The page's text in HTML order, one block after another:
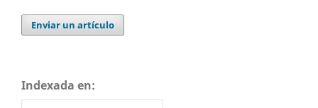
Enviar un artículo
Indexada en: